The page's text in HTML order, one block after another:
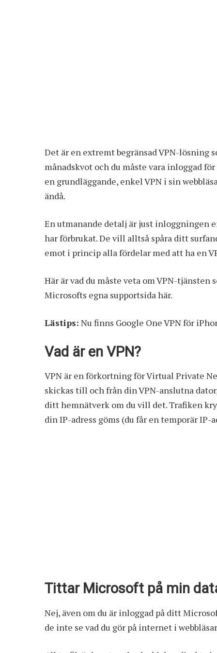
Det är en extremt begränsad VPN-lösning
månadskvot och du måste vara inloggad
en grundläggande, enkel VPN i sin
ändå.
En utmanande detalj är just inloggningen
har förbrukat. De vill alltså spåra ditt
emot i princip alla fördelar med att ha en
Här är vad du måste veta om VPN-tjänsten
Microsofts egna supportsidahär.
Lästips: Nu finns Google One VPN för
Vad är en VPN?
VPN är en förkortning för Virtual Private
skickas till och från din VPN-anslutna
ditt hemnätverk om du vill det. Trafiken
din IP-adress göms (du får en temporär
Tittar Microsoft på min
Nej, även om du är inloggad på ditt
de inte se vad du gör på internet i